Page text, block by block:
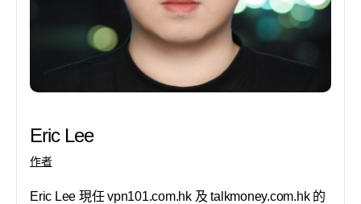
Eric Lee
作者
Eric Lee 現任 vpn101.com.hk 及 talkmoney.com.hk 的